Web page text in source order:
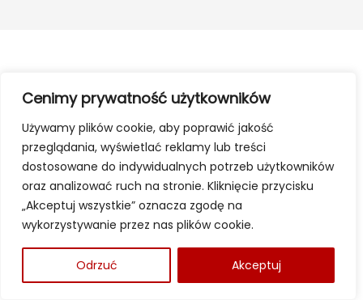
Cenimy prywatność użytkowników
Używamy plików cookie, aby poprawić jakość
przeglądania, wyświetlać reklamy lub treści
dostosowane do indywidualnych potrzeb użytkowników
oraz analizować ruch na stronie. Kliknięcie przycisku
„Akceptuj wszystkie” oznacza zgodę na
wykorzystywanie przez nas plików cookie.
Odrzuć Akceptuj